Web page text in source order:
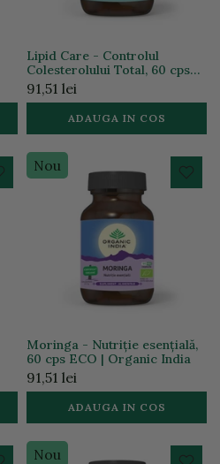
Lipid Care - Controlul
Colesterolului Total, 60 cps
ECO | Organic India
91,51 lei
ADAUGA IN COS
Nou
Moringa - Nutriție esențială,
60 cps ECO | Organic India
91,51 lei
ADAUGA IN COS
Nou